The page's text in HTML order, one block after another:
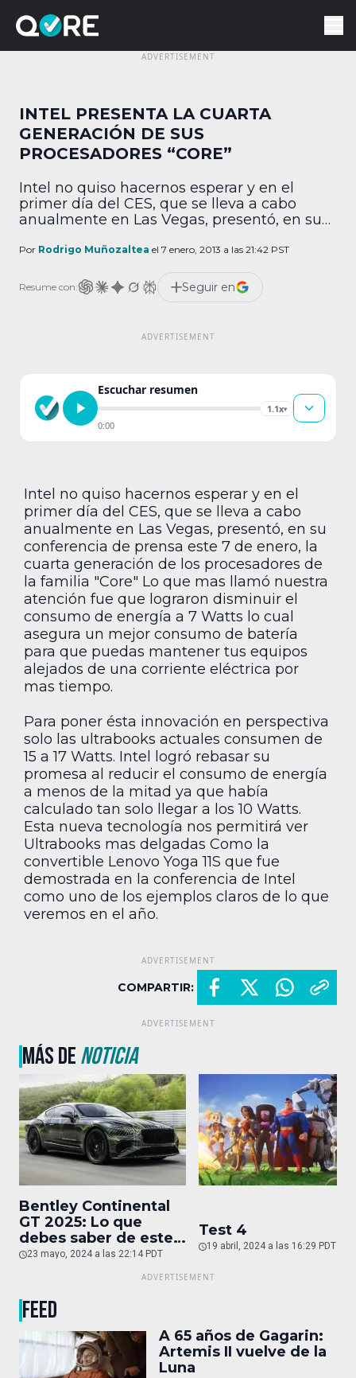
INTEL PRESENTA LA CUARTA
GENERACIÓN DE SUS
PROCESADORES “CORE”
Intel no quiso hacernos esperar y en el
primer día del CES, que se lleva a cabo
anualmente en Las Vegas, presentó, en su
cuarta generación de los procesadores de la
atención fue que lograron disminuir el
consumo de energía […]
Por Rodrigo Muñozaltea el 7 enero, 2013 a las 21:42 PST
Resume con: Seguir en
Escuchar resumen
1.1x▾
0:00
Intel no quiso hacernos esperar y en el
primer día del CES, que se lleva a cabo
anualmente en Las Vegas, presentó, en su
conferencia de prensa este 7 de enero, la
cuarta generación de los procesadores de
la familia "Core" Lo que mas llamó nuestra
atención fue que lograron disminuir el
consumo de energía a 7 Watts lo cual
asegura un mejor consumo de batería
para que puedas mantener tus equipos
alejados de una corriente eléctrica por
mas tiempo.
Para poner ésta innovación en perspectiva
solo las ultrabooks actuales consumen de
15 a 17 Watts. Intel logró rebasar su
promesa al reducir el consumo de energía
a menos de la mitad ya que había
calculado tan solo llegar a los 10 Watts.
Esta nueva tecnología nos permitirá ver
Ultrabooks mas delgadas Como la
convertible Lenovo Yoga 11S que fue
demostrada en la conferencia de Intel
como uno de los ejemplos claros de lo que
veremos en el año.
COMPARTIR:
MÁS DENOTICIA
Bentley Continental
GT 2025: Lo que
debes saber de este
auto de superlujo
23 mayo, 2024 a las 22:14 PDT
Test 4
19 abril, 2024 a las 16:29 PDT
FEED
A 65 años de Gagarin:
Artemis II vuelve de la
Luna